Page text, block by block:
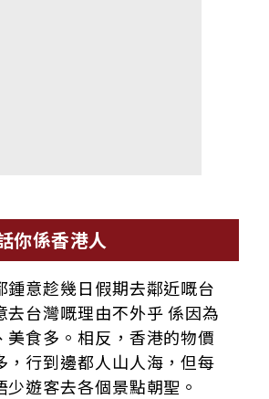
你係香港人
鍾意趁幾日假期去鄰近嘅台
去台灣嘅理由不外乎 係因為
美食多。相反，香港的物價
，行到邊都人山人海，但每
遊客去各個景點朝聖。